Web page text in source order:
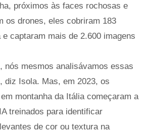
próximos às faces rochosas e
os drones, eles cobriram 183
captaram mais de 2.600 imagens
nós mesmos analisávamos essas
diz Isola. Mas, em 2023, os
montanha da Itália começaram a
treinados para identificar
de cor ou textura na